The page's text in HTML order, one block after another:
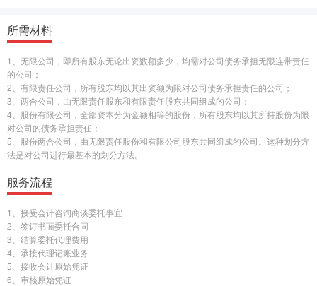
所需材料
1、无限公司，即所有股东无论出资数额多少，均需对公司债务承担无限连带责任
的公司；
2、有限责任公司，所有股东均以其出资额为限对公司债务承担责任的公司；
3、两合公司，由无限责任股东和有限责任股东共同组成的公司；
4、股份有限公司，全部资本分为金额相等的股份，所有股东均以其所持股份为限
对公司的债务承担责任；
5、股份两合公司，由无限责任股份和有限公司股东共同组成的公司。这种划分方
法是对公司进行最基本的划分方法。
服务流程
1、接受会计咨询商谈委托事宜
2、签订书面委托合同
3、结算委托代理费用
4、承接代理记账业务
5、接收会计原始凭证
6、审核原始凭证